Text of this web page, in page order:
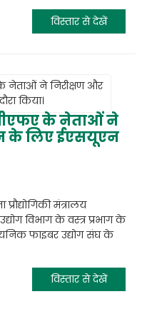
विस्तार से देखें
के नेताओं ने
के लिए ईएसयूएन
मंत्रालय
विभाग के वस्त्र प्रभाग के
फाइबर उद्योग संघ के
विस्तार से देखें